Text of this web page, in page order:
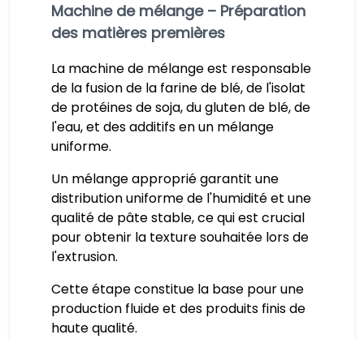
Machine de mélange – Préparation
des matières premières
La machine de mélange est responsable
de la fusion de la farine de blé, de l'isolat
de protéines de soja, du gluten de blé, de
l'eau, et des additifs en un mélange
uniforme.
Un mélange approprié garantit une
distribution uniforme de l'humidité et une
qualité de pâte stable, ce qui est crucial
pour obtenir la texture souhaitée lors de
l'extrusion.
Cette étape constitue la base pour une
production fluide et des produits finis de
haute qualité.